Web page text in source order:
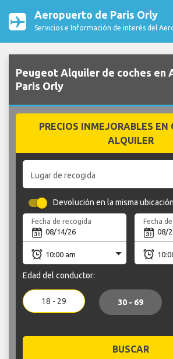
Aeropuerto de Paris Orly
Servicios e Información de interés del
Peugeot Alquiler de coches en
Paris Orly
PRECIOS INMEJORABLES EN
ALQUILER
Lugar de recogida
Devolución en la misma ubicación
Fecha de recogida Fecha
Edad del conductor:
18 - 29 30 - 69
BUSCAR